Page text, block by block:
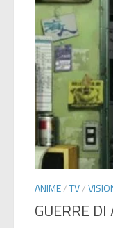
ANIME/TV/
GUERRE